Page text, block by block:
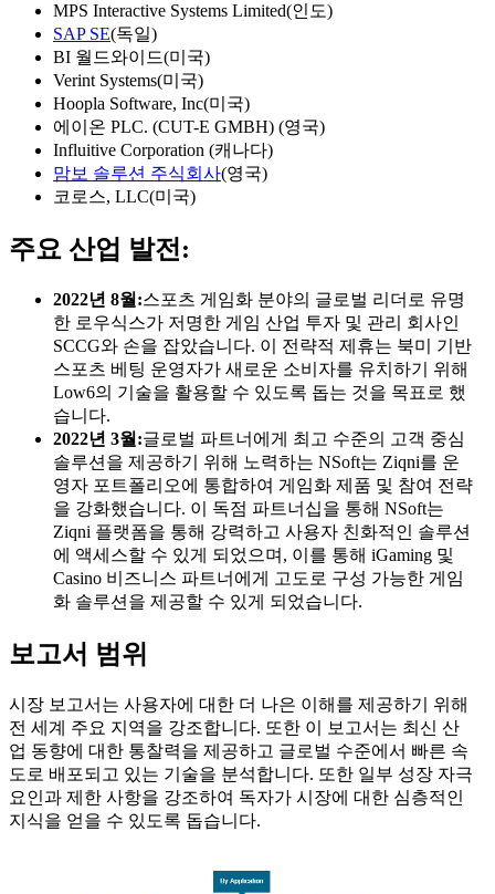
MPS Interactive Systems Limited(인도)
SAP SE(독일)
BI 월드와이드(미국)
Verint Systems(미국)
Hoopla Software, Inc(미국)
에이온 PLC. (CUT-E GMBH) (영국)
Influitive Corporation (캐나다)
맘보 솔루션 주식회사(영국)
코로스, LLC(미국)
주요 산업 발전:
2022년 8월:스포츠 게임화 분야의 글로벌 리더로 유명
한 로우식스가 저명한 게임 산업 투자 및 관리 회사인
SCCG와 손을 잡았습니다. 이 전략적 제휴는 북미 기반
스포츠 베팅 운영자가 새로운 소비자를 유치하기 위해
Low6의 기술을 활용할 수 있도록 돕는 것을 목표로 했
습니다.
2022년 3월:글로벌 파트너에게 최고 수준의 고객 중심
솔루션을 제공하기 위해 노력하는 NSoft는 Ziqni를 운
영자 포트폴리오에 통합하여 게임화 제품 및 참여 전략
을 강화했습니다. 이 독점 파트너십을 통해 NSoft는
Ziqni 플랫폼을 통해 강력하고 사용자 친화적인 솔루션
에 액세스할 수 있게 되었으며, 이를 통해 iGaming 및
Casino 비즈니스 파트너에게 고도로 구성 가능한 게임
화 솔루션을 제공할 수 있게 되었습니다.
보고서 범위
시장 보고서는 사용자에 대한 더 나은 이해를 제공하기 위해
전 세계 주요 지역을 강조합니다. 또한 이 보고서는 최신 산
업 동향에 대한 통찰력을 제공하고 글로벌 수준에서 빠른 속
도로 배포되고 있는 기술을 분석합니다. 또한 일부 성장 자극
요인과 제한 사항을 강조하여 독자가 시장에 대한 심층적인
지식을 얻을 수 있도록 돕습니다.